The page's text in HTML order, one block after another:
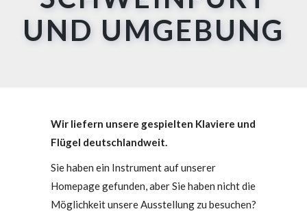
UND UMGEBUNG
Wir liefern unsere gespielten Klaviere und
Flügel deutschlandweit.
Sie haben ein Instrument auf unserer
Homepage gefunden, aber Sie haben nicht die
Möglichkeit unsere Ausstellung zu besuchen?